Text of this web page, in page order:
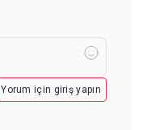
Yorum için giriş yapın